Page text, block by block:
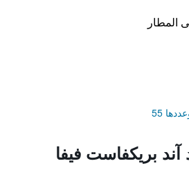
المطار
55
بريكفاست فيفا